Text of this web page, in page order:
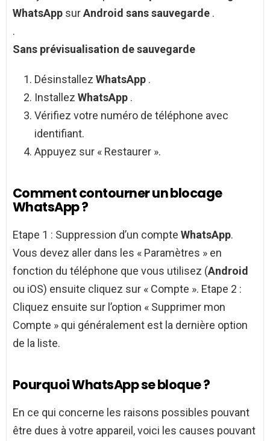
WhatsApp surAndroid sans sauvegarde .
.
Sans prévisualisation desauvegarde
Désinstallez WhatsApp .
Installez WhatsApp .
Vérifiez votre numéro de téléphone avec
identifiant.
Appuyez sur « Restaurer ».
Comment contourner un blocage
WhatsApp ?
Etape 1 : Suppression d’un compte WhatsApp.
Vous devez aller dans les « Paramètres » en
fonction du téléphone que vous utilisez (Android
ou iOS) ensuite cliquez sur « Compte ». Etape 2 :
Cliquez ensuite sur l’option « Supprimer mon
Compte » qui généralement est la dernière option
de la liste.
Pourquoi WhatsApp se bloque ?
En ce qui concerne les raisons possibles pouvant
être dues à votre appareil, voici les causes pouvant